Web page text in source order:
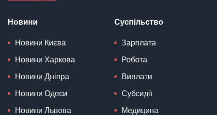
Новини
Новини Києва
Новини Харкова
Новини Дніпра
Новини Одеси
Новини Львова
Суспільство
Зарплата
Робота
Виплати
Субсидії
Медицина